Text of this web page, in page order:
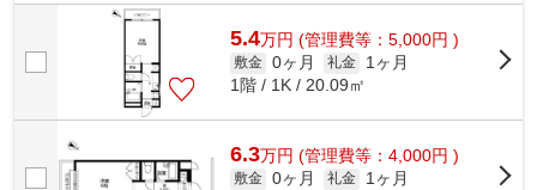
スタッフが対応致しますのでご希望...
5.4万円 (管理費等：5,000円 )
敷金 0ヶ月 礼金
1ヶ月
1階 / 1K / 20.09㎡
6.3万円 (管理費等：4,000円 )
敷金 0ヶ月 礼金
1ヶ月